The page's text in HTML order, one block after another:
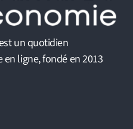
un quotidien
ligne, fondé en 2013